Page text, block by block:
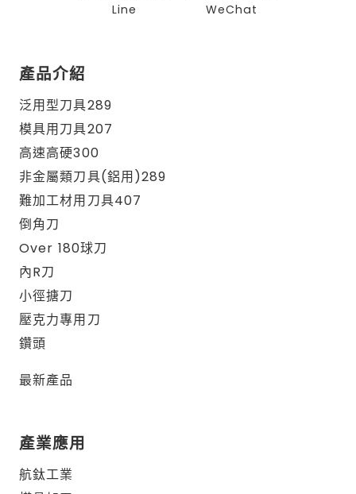
Line WeChat
產品介紹
泛用型刀具289
模具用刀具207
高速高硬300
非金屬類刀具(鋁用)289
難加工材用刀具407
倒角刀
Over 180球刀
內R刀
小徑搪刀
壓克力專用刀
鑽頭
最新產品
產業應用
航鈦工業